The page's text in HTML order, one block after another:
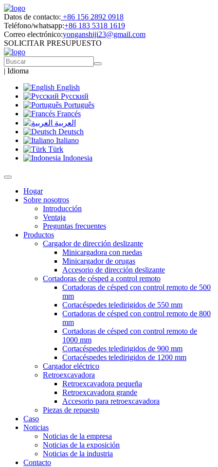
Datos de contacto: +86 156 2892 0918
Teléfono/whatsapp:+86 183 5318 1619
Correo electrónico:yonganshiji23@gmail.com
SOLICITAR PRESUPUESTO
| Idioma
English
Русский
Português
Francés
العربية
Deutsch
Italiano
Türk
Indonesia
Hogar
Sobre nosotros
Introducción
Ventaja
Preguntas frecuentes
Productos
Cargador de dirección deslizante
Minicargadora con ruedas
Minicargador de orugas
Accesorio de dirección deslizante
Cortadoras de césped a control remoto
Cortadoras de césped con control remoto de 500
mm
Cortacéspedes teledirigidos de 550 mm
Cortadoras de césped con control remoto de 800
mm
Cortadoras de césped con control remoto de
1000 mm
Cortacéspedes teledirigidos de 900 mm
Cortacéspedes teledirigidos de 1200 mm
Cargador eléctrico
Retroexcavadora
Retroexcavadora pequeña
Retroexcavadora grande
Accesorio para retroexcavadora
Piezas de repuesto
Caso
Noticias
Noticias de la empresa
Noticias de la exposición
Noticias de la industria
Contacto